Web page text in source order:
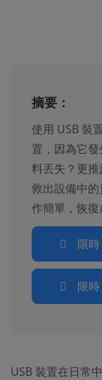
摘要：
使用 USB 裝
置，因為它
料丟失？更推
救出設備中
作簡單，恢復
限
限
USB 裝置在日常